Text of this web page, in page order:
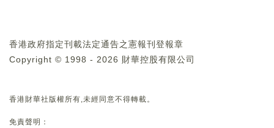
香港政府指定刊載法定通告之憲報刊登報章
Copyright © 1998 - 2026 財華控股有限公司
香港財華社版權所有,未經同意不得轉載。
免責聲明：